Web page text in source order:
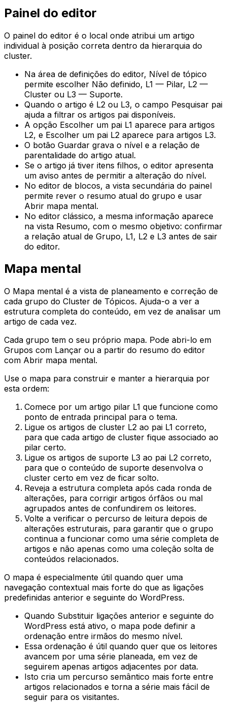
Painel do editor
O painel do editor é o local onde atribui um artigo
individual à posição correta dentro da hierarquia do
cluster.
Na área de definições do editor, Nível de tópico
permite escolher Não definido, L1 — Pilar, L2 —
Cluster ou L3 — Suporte.
Quando o artigo é L2 ou L3, o campo Pesquisar pai
ajuda a filtrar os artigos pai disponíveis.
A opção Escolher um pai L1 aparece para artigos
L2, e Escolher um pai L2 aparece para artigos L3.
O botão Guardar grava o nível e a relação de
parentalidade do artigo atual.
Se o artigo já tiver itens filhos, o editor apresenta
um aviso antes de permitir a alteração do nível.
No editor de blocos, a vista secundária do painel
permite rever o resumo atual do grupo e usar
Abrir mapa mental.
No editor clássico, a mesma informação aparece
na vista Resumo, com o mesmo objetivo: confirmar
a relação atual de Grupo, L1, L2 e L3 antes de sair
do editor.
Mapa mental
O Mapa mental é a vista de planeamento e correção de
cada grupo do Cluster de Tópicos. Ajuda-o a ver a
estrutura completa do conteúdo, em vez de analisar um
artigo de cada vez.
Cada grupo tem o seu próprio mapa. Pode abri-lo em
Grupos com Lançar ou a partir do resumo do editor
com Abrir mapa mental.
Use o mapa para construir e manter a hierarquia por
esta ordem:
Comece por um artigo pilar L1 que funcione como
ponto de entrada principal para o tema.
Ligue os artigos de cluster L2 ao pai L1 correto,
para que cada artigo de cluster fique associado ao
pilar certo.
Ligue os artigos de suporte L3 ao pai L2 correto,
para que o conteúdo de suporte desenvolva o
cluster certo em vez de ficar solto.
Reveja a estrutura completa após cada ronda de
alterações, para corrigir artigos órfãos ou mal
agrupados antes de confundirem os leitores.
Volte a verificar o percurso de leitura depois de
alterações estruturais, para garantir que o grupo
continua a funcionar como uma série completa de
artigos e não apenas como uma coleção solta de
conteúdos relacionados.
O mapa é especialmente útil quando quer uma
navegação contextual mais forte do que as ligações
predefinidas anterior e seguinte do WordPress.
Quando Substituir ligações anterior e seguinte do
WordPress está ativo, o mapa pode definir a
ordenação entre irmãos do mesmo nível.
Essa ordenação é útil quando quer que os leitores
avancem por uma série planeada, em vez de
seguirem apenas artigos adjacentes por data.
Isto cria um percurso semântico mais forte entre
artigos relacionados e torna a série mais fácil de
seguir para os visitantes.